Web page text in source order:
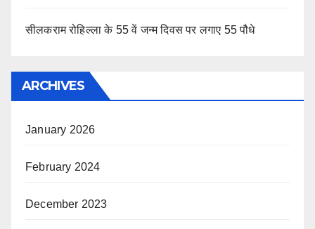
सीलकराम रोहिल्ला के 55 वें जन्म दिवस पर लगाए 55 पौधे
ARCHIVES
January 2026
February 2024
December 2023